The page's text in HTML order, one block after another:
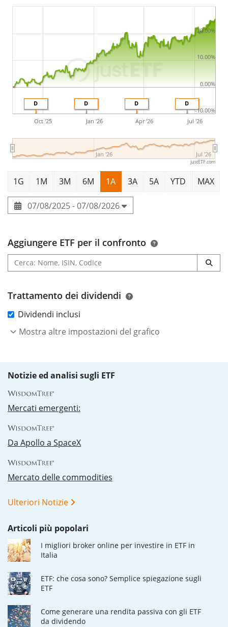
D
D
D
D
Oct '25 Jan '26 Apr '26 Jul '26
Jan '26 Jul '26
-10.00%
0.00%
10.00%
20.00%
justETF.com
1G 1M 3M 6M 1A 3A 5A YTD MAX
07/08/2025 - 07/08/2026
Aggiungere ETF per il confronto
Trattamento dei dividendi
Dividendi inclusi
Mostra altre impostazioni del grafico
Notizie ed analisi sugli ETF
Mercati emergenti:
Da Apollo a SpaceX
Mercato delle commodities
Ulteriori Notizie
Articoli più popolari
I migliori broker online per investire in ETF in
Italia
ETF: che cosa sono? Semplice spiegazione sugli
ETF
Come generare una rendita passiva con gli ETF
da dividendo